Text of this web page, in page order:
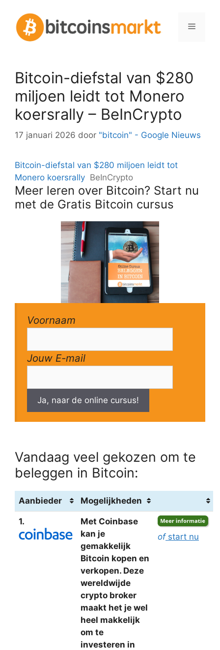
inhoud
Menu
Bitcoin-diefstal van $280
miljoen leidt tot Monero
koersrally – BeInCrypto
17 januari 2026 door "bitcoin" - Google Nieuws
Bitcoin-diefstal van $280 miljoen leidt tot
Monero koersrally BeInCrypto
Meer leren over Bitcoin? Start nu
met de Gratis Bitcoin cursus
Voornaam
Jouw E-mail
Ja, naar de online cursus!
Vandaag veel gekozen om te
beleggen in Bitcoin:
Aanbieder Mogelijkheden
1.
Met Coinbase
kan je
gemakkelijk
Bitcoin kopen en
verkopen. Deze
wereldwijde
crypto broker
maakt het je wel
heel makkelijk
om te
investeren in
ofstart nu